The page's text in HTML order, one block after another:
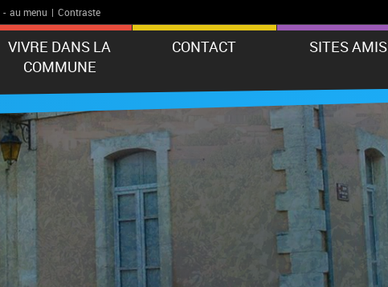
- au menu | Contraste
VIVRE DANS LA
COMMUNE
CONTACT SITES AMIS